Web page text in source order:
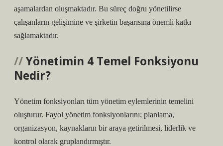
aşamalardan oluşmaktadır. Bu süreç doğru yönetilirse
çalışanların gelişimine ve şirketin başarısına önemli katkı
sağlamaktadır.
Yönetimin 4 Temel Fonksiyonu
Nedir?
Yönetim fonksiyonları tüm yönetim eylemlerinin temelini
oluşturur. Fayol yönetim fonksiyonlarını; planlama,
organizasyon, kaynakların bir araya getirilmesi, liderlik ve
kontrol olarak gruplandırmıştır.